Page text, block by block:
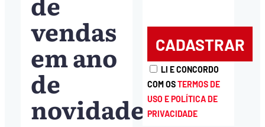
vendas
em ano
de
novidades
LI E CONCORDO
COM OSTERMOS DE
USO E POLÍTICA DE
PRIVACIDADE